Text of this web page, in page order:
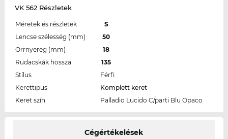
VK 562 Részletek
Méretek és részletek
S
Lencse szélesség (mm)
50
Orrnyereg (mm)
18
Rudacskák hossza
135
Stílus
Férfi
Kerettipus
Komplett keret
Keret szín
Palladio Lucido C/parti Blu Opaco
Cégértékelések